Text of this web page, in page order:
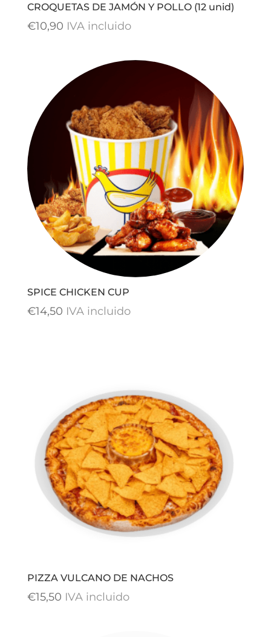
CROQUETAS DE JAMÓN Y POLLO (12 unid)
€10,90 IVA incluido
SPICE CHICKEN CUP
€14,50 IVA incluido
PIZZA VULCANO DE NACHOS
€15,50 IVA incluido